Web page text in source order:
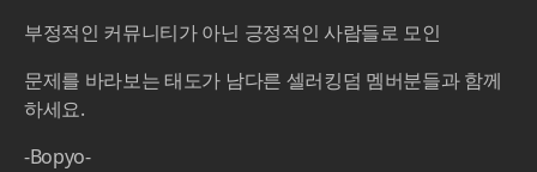
부정적인 커뮤니티가 아닌 긍정적인 사람들로 모인
문제를 바라보는 태도가 남다른 셀러킹덤 멤버분들과 함께
하세요.
-Bopyo-